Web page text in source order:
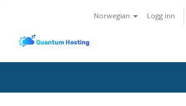
Norwegian Logg inn